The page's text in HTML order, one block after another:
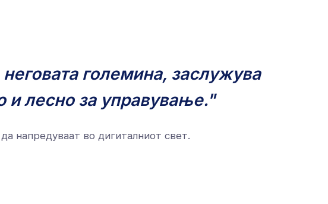
големина, заслужува
и лесно за управување."
напредуваат во дигиталниот свет.